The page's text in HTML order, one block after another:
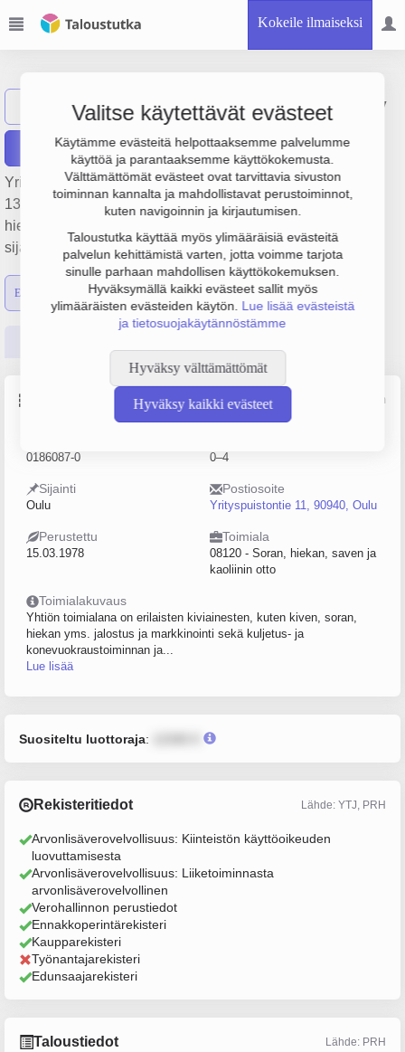
Kokeile ilmaiseksi
Valitse käytettävät evästeet
Käytämme evästeitä helpottaaksemme palvelumme
käyttöä ja parantaaksemme käyttökokemusta.
Välttämättömät evästeet ovat tarvittavia sivuston
toiminnan kannalta ja mahdollistavat perustoiminnot,
kuten navigoinnin ja kirjautumisen.
Taloustutka käyttää myös ylimääräisiä evästeitä
palvelun kehittämistä varten, jotta voimme tarjota
sinulle parhaan mahdollisen käyttökokemuksen.
Hyväksymällä kaikki evästeet sallit myös
ylimääräisten evästeiden käytön. Lue lisää evästeistä
ja tietosuojakäytännöstämme
Hyväksy välttämättömät
Hyväksy kaikki evästeet
Näytä haku KS Kiimingin Sora Oy
Raportit
Yrityksen Kiimingin Sora Oy liikevaihto on 138 000 €, tulos
135 000 € ja henkilöstömäärä 0. Sen päätoimiala on Soran,
hiekan, saven ja kaoliinin otto, perustamisvuosi 1978 ja
sijainti Oulu. Yrityksen yhtiömuoto Osakeyhtiö (OY).
Emon luvut Konsernin luvut
Lähde: YTJ, PRH, Traficom
0186087-0 0–4
Sijainti
Oulu
Postiosoite
Yrityspuistontie 11, 90940, Oulu
Perustettu
15.03.1978
Toimiala
08120 - Soran, hiekan, saven ja
kaoliinin otto
Toimialakuvaus
Yhtiön toimialana on erilaisten kiviainesten, kuten kiven, soran,
hiekan yms. jalostus ja markkinointi sekä kuljetus- ja
konevuokraustoiminnan ja...
Lue lisää
Suositeltu luottoraja:
Rekisteritiedot Lähde: YTJ, PRH
Arvonlisäverovelvollisuus: Kiinteistön käyttöoikeuden
luovuttamisesta
Arvonlisäverovelvollisuus: Liiketoiminnasta
arvonlisäverovelvollinen
Verohallinnon perustiedot
Ennakkoperintärekisteri
Kaupparekisteri
Työnantajarekisteri
Edunsaajarekisteri
Taloustiedot Lähde: PRH